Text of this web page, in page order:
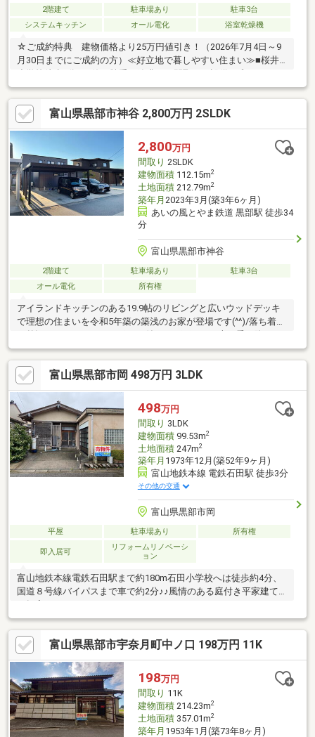
2階建て 駐車場あり
駐車3台
システムキッチン
オール電化 浴室乾燥機
☆ご成約特典 建物価格より25万円値引き！（2026年7月4日～9
月30日までにご成約の方）≪好立地で暮しやすい住まい≫■桜井
ディネーターによるインテリアコーディネート■ウォークインク
ローゼットなど収納豊富■雨天も安心なサンルーム■家具・カーテ
ン・照明・エアコン・食洗機込≪石友ホームグループならではの
安心安全な家づくり≫■注文住宅を19000棟以上手がけた実績のあ
る石友ホームグループの「インカムハウス」■設計・施工・販
売・アフターまで自社一貫体制、アフターフォローも充実■耐震
性・耐久性に優れた安心構造
富山県黒部市神谷 2,800万円 2SLDK
2,800万円
間取り 2SLDK
建物面積112.15m2
土地面積212.79m2
築年月 2023年3月(築3年6ヶ月)
あいの風とやま鉄道 黒部駅 徒歩34
分
富山県黒部市神谷
2階建て 駐車場あり
駐車3台
オール電化
所有権
アイランドキッチンのある19.9帖のリビングと広いウッドデッキ
で理想の住まいを令和5年築の築浅のお家が登場です(^^)/落ち着い
快適ですこれからの直射日光や冬の雪、雨から車を守ってくれま
す2階9.2帖フリースペースを4.5帖子供部屋＋4.7帖フリースペース
に変更可能（工事必要）※こちらは入居中となりますため、所有
者の方へ直接の訪問・接触はご遠慮ください。内見やご質問は、
必ず当社へお問い合わせいただきますようお願いいたします。
富山県黒部市岡 498万円 3LDK
498万円
間取り 3LDK
建物面積99.53m2
土地面積247m2
築年月 1973年12月(築52年9ヶ月)
富山地鉄本線 電鉄石田駅 徒歩3分
その他の交通
富山県黒部市岡
平屋 駐車場あり 所有権
即入居可
リフォームリノベーシ
ョン
富山地鉄本線電鉄石田駅まで約180m石田小学校へは徒歩約4分、
国道８号線バイパスまで車で約2分♪♪風情のある庭付き平家建て
富山県黒部市宇奈月町中ノ口 198万円 11K
198万円
間取り 11K
建物面積214.23m2
土地面積357.01m2
築年月 1953年1月(築73年8ヶ月)